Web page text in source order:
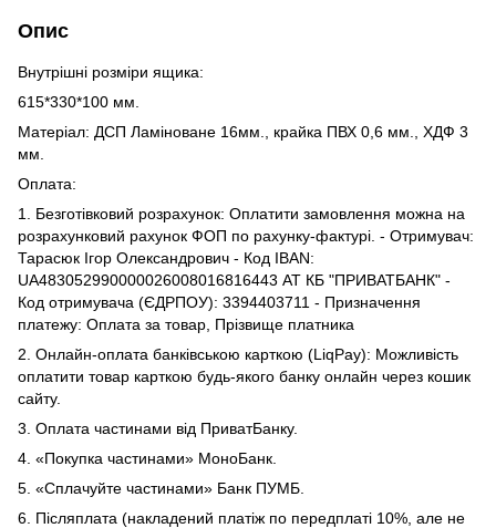
Опис
Внутрішні розміри ящика:
615*330*100 мм.
Матеріал: ДСП Ламіноване 16мм., крайка ПВХ 0,6 мм., ХДФ 3
мм.
Оплата:
1. Безготівковий розрахунок: Оплатити замовлення можна на
розрахунковий рахунок ФОП по рахунку-фактурі. - Отримувач:
Тарасюк Ігор Олександрович - Код IBAN:
UA483052990000026008016816443 АТ КБ "ПРИВАТБАНК" -
Код отримувача (ЄДРПОУ): 3394403711 - Призначення
платежу: Оплата за товар, Прізвище платника
2. Онлайн-оплата банківською карткою (LiqPay): Можливість
оплатити товар карткою будь-якого банку онлайн через кошик
сайту.
3. Оплата частинами від ПриватБанку.
4. «Покупка частинами» МоноБанк.
5. «Сплачуйте частинами» Банк ПУМБ.
6. Післяплата (накладений платіж по передплаті 10%, але не